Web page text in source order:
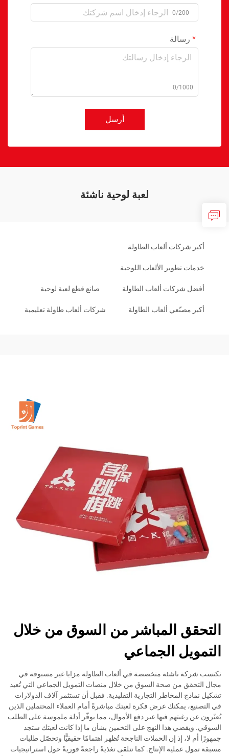
0/200
رسالة
0/1000
أرسل
لعبة لوحية ناشئة
أكبر شركات ألعاب الطاولة
خدمات تطوير الألعاب اللوحية
أفضل شركات ألعاب الطاولة صانع قطع لعبة لوحية
أكبر مصنّعي ألعاب الطاولة شركات ألعاب طاولة تعليمية
التحقق المباشر من السوق من خلال
التمويل الجماعي
تكتسب شركة ناشئة متخصصة في ألعاب الطاولة مزايا غير مسبوقة في
مجال التحقق من صحة السوق من خلال منصات التمويل الجماعي التي تُعيد
تشكيل نماذج المخاطر التجارية التقليدية. فقبل أن تستثمر آلاف الدولارات
في التصنيع، يمكنك عرض فكرة لعبتك مباشرةً أمام العملاء المحتملين الذين
يُعبّرون عن رغبتهم فيها عبر دفع الأموال، مما يوفّر أدلة ملموسة على الطلب
السوقي. ويقضي هذا النهج على التخمين بشأن ما إذا كانت لعبتك ستجد
جمهورًا أم لا، إذ إن الحملات الناجحة تُظهر اهتمامًا حقيقيًّا وتحصّل طلبات
مسبقة تمول عملية الإنتاج. كما تتلقى تغذيةً راجعةً فوريةً حول استراتيجيات